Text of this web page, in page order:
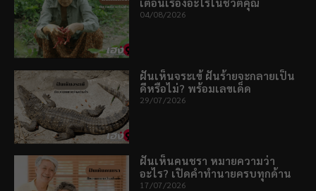
เตือนเรื่องอะไรในชีวิตคุณ
04/08/2026
ฝันเห็นจระเข้ ฝันร้ายจะกลายเป็น
ดีหรือไม่? พร้อมเลขเด็ด
29/07/2026
ฝันเห็นคนชรา หมายความว่า
อะไร? เปิดคำทำนายครบทุกด้าน
17/07/2026